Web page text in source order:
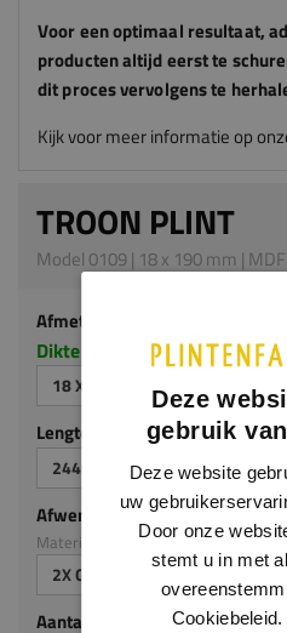
Voor een optimaal resultaat,
producten altijd eerst te
dit proces vervolgens te
Kijk voor meer informatie op
TROON PLINT
Model 0109 | 18 x 190 mm |
Afmeting
Dikte x hoogte in millimeters
18 X 190 MM
Lengte (mm)
2440 MM
Afwerking
Materiaal: MDF v313
2X GEGROND
Aantal stuks
Deze
gebruik
Deze website
uw
Door onze
stemt u in met
Cookiebeleid.